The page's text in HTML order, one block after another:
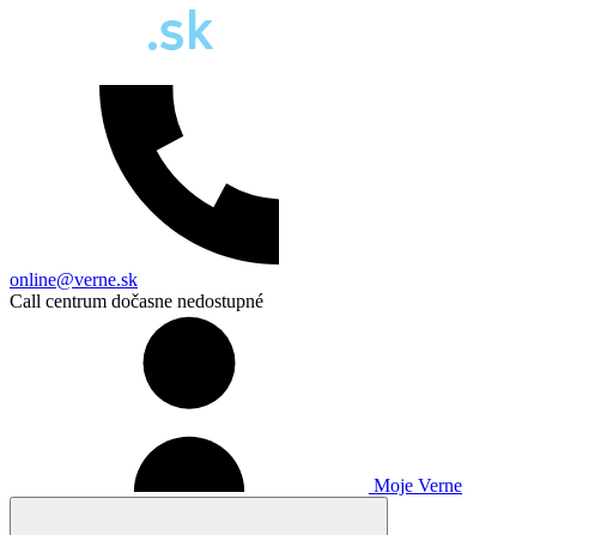
online@verne.sk
Call centrum dočasne nedostupné
Moje Verne